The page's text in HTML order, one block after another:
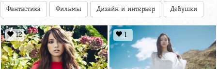
Фантастика Фильмы Дизайн и интерьер Девушки
12 1